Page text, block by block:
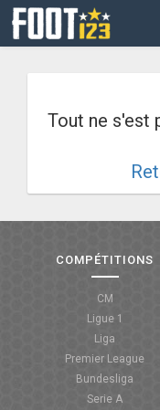
CM
COUPE DE FRANCE
COUPE DE LA LIGUE
Tout ne s'est
COMPÉTITIONS
CM
Ligue 1
Liga
Premier League
Bundesliga
Serie A